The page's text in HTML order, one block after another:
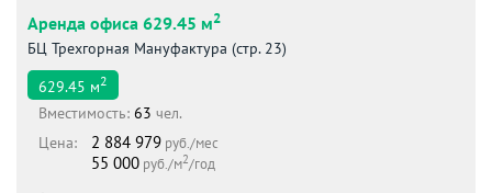
Аренда офиса 629.45 м2
БЦ Трехгорная Мануфактура (стр. 23)
629.45 м2
Вместимоcть: 63 чел.
Цена:
2 884 979 руб./мес
55 000 руб./м2/год